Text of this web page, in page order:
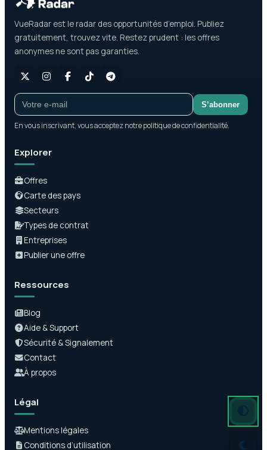
VueRadar est le radar des opportunités d’emploi. Publiez
gratuitement, trouvez vite. Restez prudent : les offres
anonymes ne sont pas garanties.
S’abonner
En vous inscrivant, vous acceptez notre politique de confidentialité.
Explorer
Offres
Carte des pays
Secteurs
Types de contrat
Entreprises
Publier une offre
Ressources
Blog
Aide & Support
Sécurité & Signalement
Contact
À propos
Légal
Mentions légales
Conditions d’utilisation
Mode
Mode
Mode clair